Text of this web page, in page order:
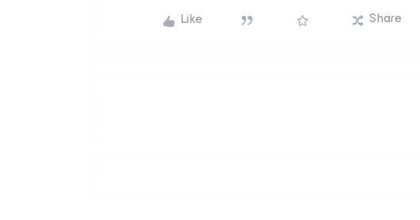
Like
Share